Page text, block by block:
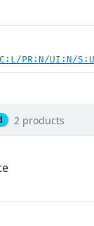
PR:N/UI:N/
2 products